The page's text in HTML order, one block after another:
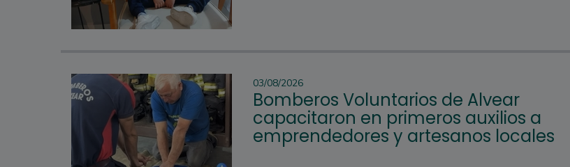
03/08/2026
Bomberos Voluntarios de Alvear
capacitaron en primeros auxilios a
emprendedores y artesanos locales